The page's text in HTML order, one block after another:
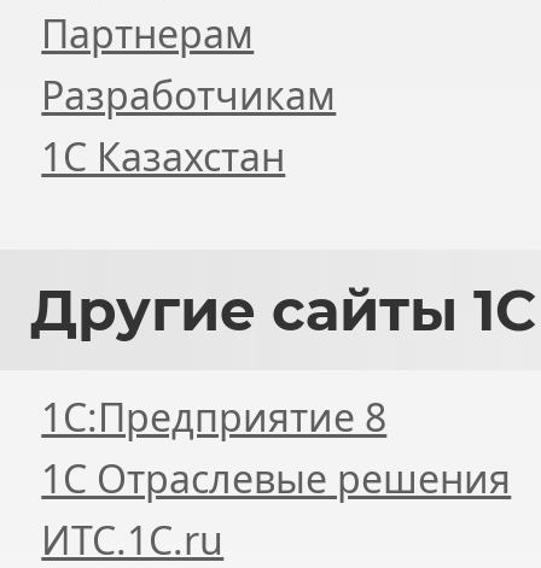
Партнерам
Разработчикам
1С Казахстан
Другие сайты 1С
1С:Предприятие 8
1С Отраслевые решения
ИТС.1C.ru